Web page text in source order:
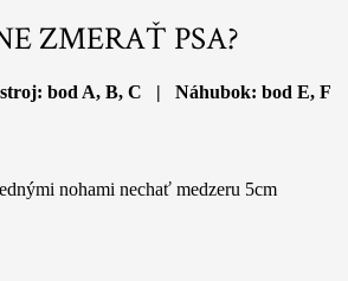
ZMERAŤ PSA?
bod A, B, C | Náhubok: bod E, F
nohami nechať medzeru 5cm